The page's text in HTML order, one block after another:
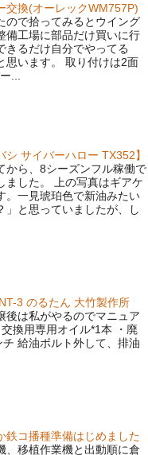
交換(オーレックWM757P)
ので拾ってみるとウイング
備工場に部品だけ買いに行
きるだけ自分でやってる
思います。 取り付けは2面
...
サイバーハロー TX352】
から、8シーズンフル稼働で
ました。 上の写真はギアケ
。一見琥珀色で新油みたい
」と思っていましたが、し
3 のるたん 大竹製作所
後は私がやるのでマニュア
換用専用オイル*1本 ・廃
給油ボルト外して、排油
鉄コ播種準備はじめました
、移植作業機と出動順に倉